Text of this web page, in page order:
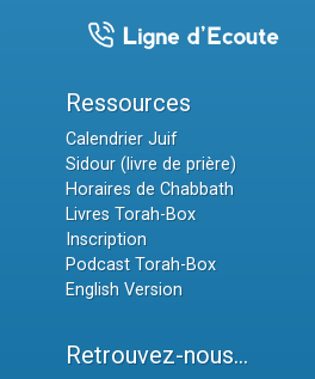
Ressources
Calendrier Juif
Sidour (livre de prière)
Horaires de Chabbath
Livres Torah-Box
Inscription
Podcast Torah-Box
English Version
Retrouvez-nous...